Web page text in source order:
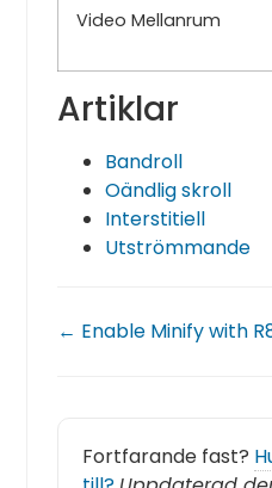
Video Mellanrum
Artiklar
Bandroll
Oändlig skroll
Interstitiell
Utströmmande
← Enable Minify with
Fortfarande fast?